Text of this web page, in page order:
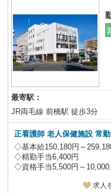
最寄駅：
JR両毛線 前橋駅 徒歩3分
正看護師 老人保健施設常
◇基本給150,180円～
◇精勤手当6,400円
◇資格手当5,500円～
求人